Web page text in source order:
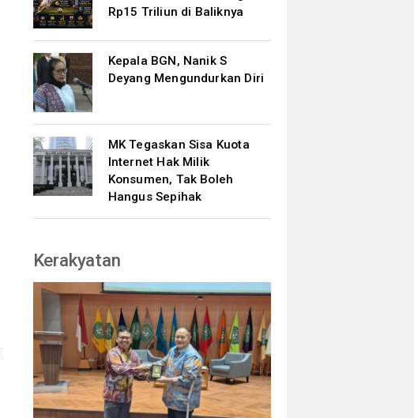
Rp15 Triliun di Baliknya
Kepala BGN, Nanik S
Deyang Mengundurkan Diri
MK Tegaskan Sisa Kuota
Internet Hak Milik
Konsumen, Tak Boleh
Hangus Sepihak
Kerakyatan